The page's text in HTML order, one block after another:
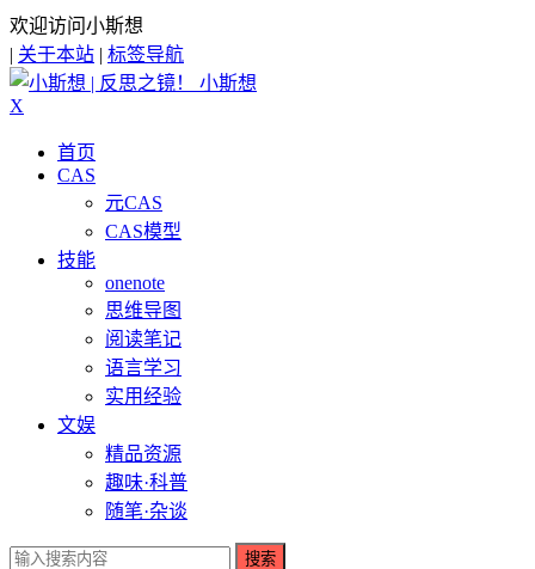
欢迎访问小斯想
| 关于本站 | 标签导航
小斯想
X
首页
CAS
元CAS
CAS模型
技能
onenote
思维导图
阅读笔记
语言学习
实用经验
文娱
精品资源
趣味·科普
随笔·杂谈
搜索